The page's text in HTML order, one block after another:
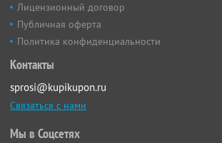
Лицензионный договор
Публичная оферта
Политика конфиденциальности
Контакты
sprosi@kupikupon.ru
Связаться с нами
Мы в Соцсетях